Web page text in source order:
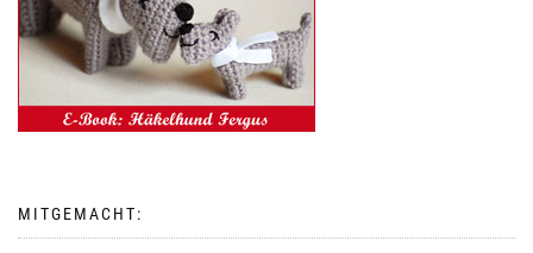
MITGEMACHT: